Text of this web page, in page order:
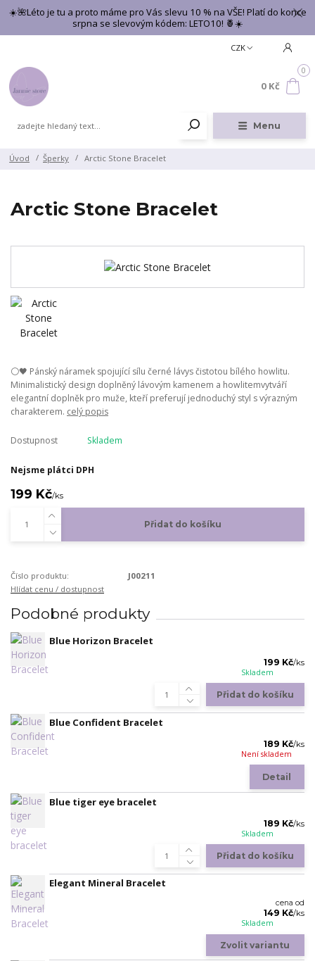
☀️🌺Léto je tu a proto máme pro Vás slevu 10 % na VŠE! Platí do konce
srpna se slevovým kódem: LETO10! 🍍☀️
Menu
CZK
0
0 Kč
Úvod Šperky Arctic Stone Bracelet
Arctic Stone Bracelet
⚪🖤 Pánský náramek spojující sílu černé lávys čistotou bílého howlitu.
Minimalistický design doplněný lávovým kamenem a howlitemvytváří
elegantní doplněk pro muže, kteří preferují jednoduchý styl s výrazným
charakterem. celý popis
Dostupnost Skladem
Nejsme plátci DPH
199 Kč/ks
Přidat do košíku
Číslo produktu:
J00211
Hlídat cenu / dostupnost
Podobné produkty
Blue Horizon Bracelet
199 Kč/ks
Skladem
Přidat do košíku
Blue Confident Bracelet
189 Kč/ks
Není skladem
Detail
Blue tiger eye bracelet
189 Kč/ks
Skladem
Přidat do košíku
Elegant Mineral Bracelet
cena od
149 Kč/ks
Skladem
Zvolit variantu